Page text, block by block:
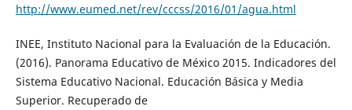
http://www.eumed.net/rev/cccss/2016/01/agua.html
INEE, Instituto Nacional para la Evaluación de la Educación.
(2016). Panorama Educativo de México 2015. Indicadores del
Sistema Educativo Nacional. Educación Básica y Media
Superior. Recuperado de